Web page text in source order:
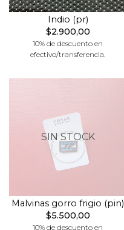
Indio (pr)
$2.900,00
10% de descuento en
efectivo/transferencia.
SIN STOCK
Malvinas gorro frigio (pin)
$5.500,00
10% de descuento en